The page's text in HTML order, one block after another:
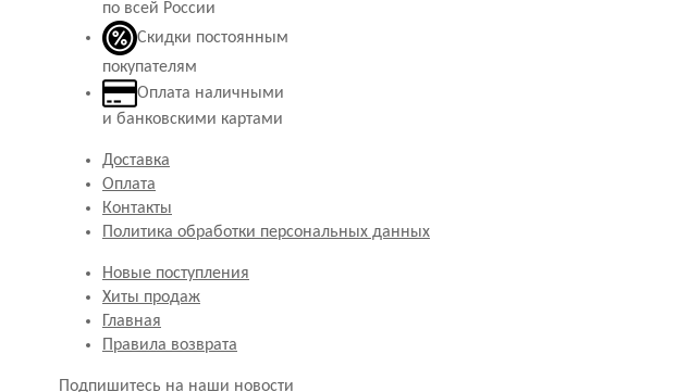
по всей России
Скидки постоянным
покупателям
Оплата наличными
и банковскими картами
Доставка
Оплата
Контакты
Политика обработки персональных данных
Новые поступления
Хиты продаж
Главная
Правила возврата
Подпишитесь на наши новости